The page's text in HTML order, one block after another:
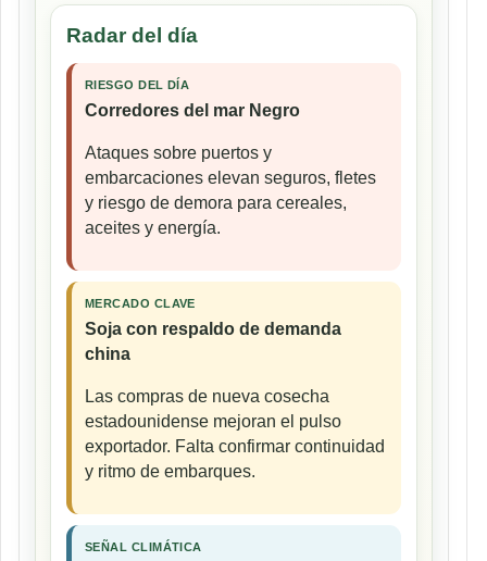
Radar del día
RIESGO DEL DÍA
Corredores del mar Negro
Ataques sobre puertos y
embarcaciones elevan seguros, fletes
y riesgo de demora para cereales,
aceites y energía.
MERCADO CLAVE
Soja con respaldo de demanda
china
Las compras de nueva cosecha
estadounidense mejoran el pulso
exportador. Falta confirmar continuidad
y ritmo de embarques.
SEÑAL CLIMÁTICA